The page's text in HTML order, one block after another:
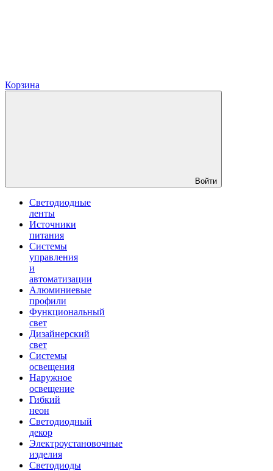
Корзина
Войти
Светодиодные
ленты
Источники
питания
Системы
управления
и
автоматизации
Алюминиевые
профили
Функциональный
свет
Дизайнерский
свет
Системы
освещения
Наружное
освещение
Гибкий
неон
Светодиодный
декор
Электроустановочные
изделия
Светодиоды